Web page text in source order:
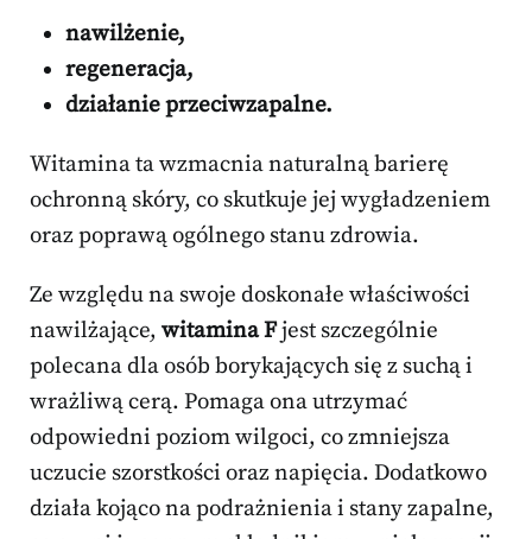
nawilżenie,
regeneracja,
działanie przeciwzapalne.
Witamina ta wzmacnia naturalną barierę
ochronną skóry, co skutkuje jej wygładzeniem
oraz poprawą ogólnego stanu zdrowia.
Ze względu na swoje doskonałe właściwości
nawilżające, witamina Fjest szczególnie
polecana dla osób borykających się z suchą i
wrażliwą cerą. Pomaga ona utrzymać
odpowiedni poziom wilgoci, co zmniejsza
uczucie szorstkości oraz napięcia. Dodatkowo
działa kojąco na podrażnienia i stany zapalne,